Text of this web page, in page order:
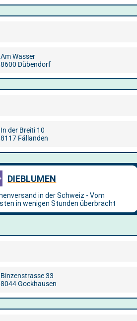
Am Wasser
8600 Dübendorf
In der Breiti 10
8117 Fällanden
Binzenstrasse 33
8044 Gockhausen